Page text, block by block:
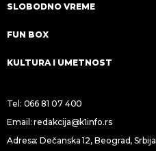
SLOBODNO VREME
FUN BOX
KULTURA I UMETNOST
Tel: 066 81 07 400
Email:redakcija@k1info.rs
Adresa: Dečanska 12, Beograd, Srbija